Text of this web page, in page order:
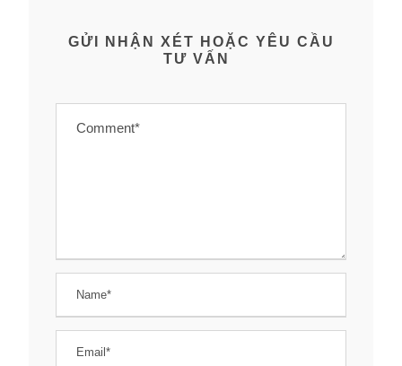
GỬI NHẬN XÉT HOẶC YÊU CẦU
TƯ VẤN